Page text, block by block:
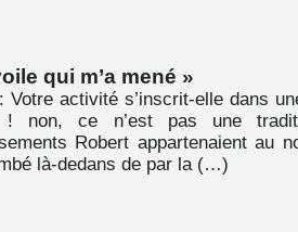
qui m’a mené »
Votre activité s’inscrit-elle dans
non, ce n’est pas une
Robert appartenaient au
là-dedans de par la (…)